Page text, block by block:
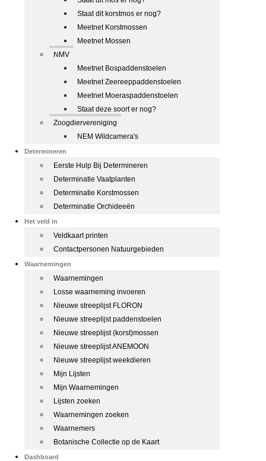
Staat dit korstmos er nog?
Meetnet Korstmossen
Meetnet Mossen
NMV
Meetnet Bospaddenstoelen
Meetnet Zeereeppaddenstoelen
Meetnet Moeraspaddenstoelen
Staat deze soort er nog?
Zoogdiervereniging
NEM Wildcamera's
Determineren
Eerste Hulp Bij Determineren
Determinatie Vaatplanten
Determinatie Korstmossen
Determinatie Orchideeën
Het veld in
Veldkaart printen
Contactpersonen Natuurgebieden
Waarnemingen
Waarnemingen
Losse waarneming invoeren
Nieuwe streeplijst FLORON
Nieuwe streeplijst paddenstoelen
Nieuwe streeplijst (korst)mossen
Nieuwe streeplijst ANEMOON
Nieuwe streeplijst weekdieren
Mijn Lijsten
Mijn Waarnemingen
Lijsten zoeken
Waarnemingen zoeken
Waarnemers
Botanische Collectie op de Kaart
Dashboard